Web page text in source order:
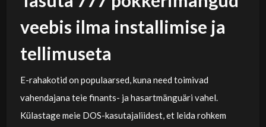
veebis ilma installimise ja
tellimuseta
E-rahakotid on populaarsed, kuna need toimivad
vahendajana teie finants- ja hasartmänguäri vahel.
Külastage meie DOS-kasutajaliidest, et leida rohkem